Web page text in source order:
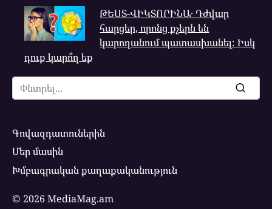
ԹԵՍՏ-ՎԻԿՏՈՐԻՆԱ․ Դժվար
հարցեր, որոնց քչերն են
կարողանում պատասխանել: Իսկ
դուք կարո՞ղ եք
Search
for:
Գովազդատուներին
Մեր մասին
Խմբագրական քաղաքականություն
© 2026 MediaMag.am